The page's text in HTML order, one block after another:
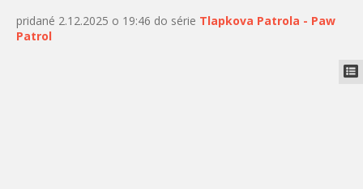
pridané 2.12.2025 o 19:46 do série Tlapkova Patrola - Paw
Patrol